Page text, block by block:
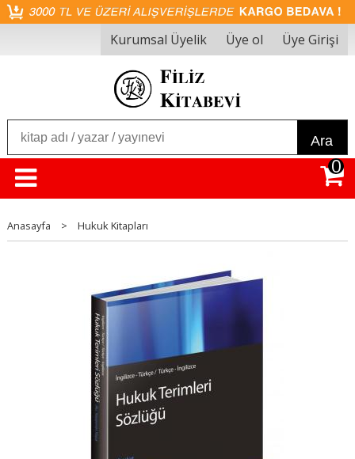
Kurumsal Üyelik Üye ol Üye Girişi
Ara
0
Anasayfa > Hukuk Kitapları